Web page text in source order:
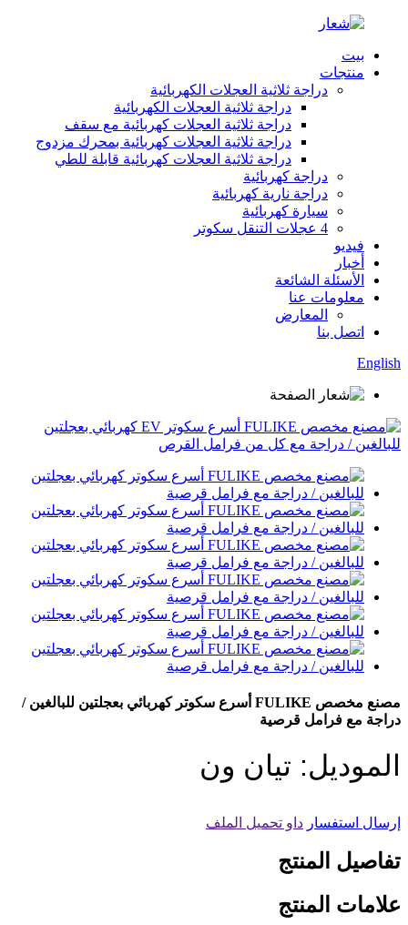
بيت
منتجات
دراجة ثلاثية العجلات الكهربائية
دراجة ثلاثية العجلات الكهربائية
دراجة ثلاثية العجلات كهربائية مع سقف
دراجة ثلاثية العجلات كهربائية بمحرك مزدوج
دراجة ثلاثية العجلات كهربائية قابلة للطي
دراجة كهربائية
دراجة نارية كهربائية
سيارة كهربائية
4 عجلات التنقل سكوتر
فيديو
أخبار
الأسئلة الشائعة
معلومات عنا
المعارض
اتصل بنا
English
مصنع مخصص FULIKE أسرع سكوتر كهربائي بعجلتين للبالغين /
دراجة مع فرامل قرصية
الموديل: تيان ون
إرسال استفسار داو تحميل الملف
تفاصيل المنتج
علامات المنتج